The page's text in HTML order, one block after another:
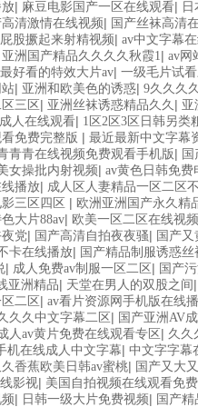
| 麻豆电影国产一区在线观看|
高清激情在线视频| 国产丝袜高清
股撅起来射精视频| av中文字幕
亚洲国产精品久久久久秋霞1| av网
好看的特效大片av| 一级毛片试
| 亚洲和欧美色的诱惑| 9久久久
三区 | 亚洲丝袜诱惑精品久久 | 亚
人在线观看| 1区2区3区日韩另类
免费完整版 | 最近最新中文字幕
青青在线视频免费观看手机版 |
女操批内射视频| av黄色日韩免费
播放| 成人区人妻精品一区二区
三区四区 | 欧洲亚洲国产永久精
大片88av| 欧美一区二区在线视
党| 国产高清自拍夜夜骚| 国产
卡在线播放| 国产精品制服诱惑丝
| 成人免费av制服一区二区 | 国产
亚洲精品| 天堂在男人的双股之间
二区| av看片资源网手机版在线
久久中文字幕二区 | 国产亚洲AV
人av黄片免费在线观看专区 | 久久
机在线成人中文字幕| 中文字字幕
久香蕉欧美日韩av蜜桃| 国产又大
影视| 美国自拍视频在线观看免
| 日韩一级大片免费视频| 国产